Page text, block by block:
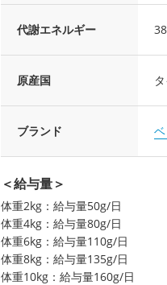
代謝エネルギー
原産国
ブランド
＜給与量＞
体重2kg：給与量50g/日
体重4kg：給与量80g/日
体重6kg：給与量110g/日
体重8kg：給与量135g/日
体重10kg：給与量160g/日